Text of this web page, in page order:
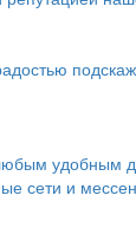
удобным
сети и